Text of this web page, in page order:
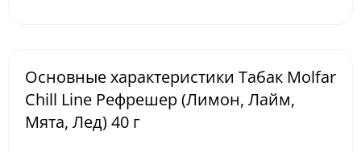
Основные характеристики Табак Molfar
Chill Line Рефрешер (Лимон, Лайм,
Мята, Лед) 40 г